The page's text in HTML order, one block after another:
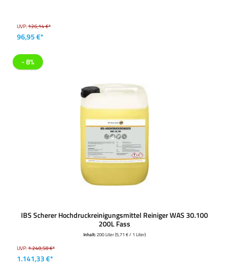
UVP:126,14 €*
96,95 €*
- 8%
IBS Scherer Hochdruckreinigungsmittel Reiniger WAS 30.100
200L Fass
Inhalt:200 Liter(5,71 € / 1 Liter)
UVP:1.240,58 €*
1.141,33 €*